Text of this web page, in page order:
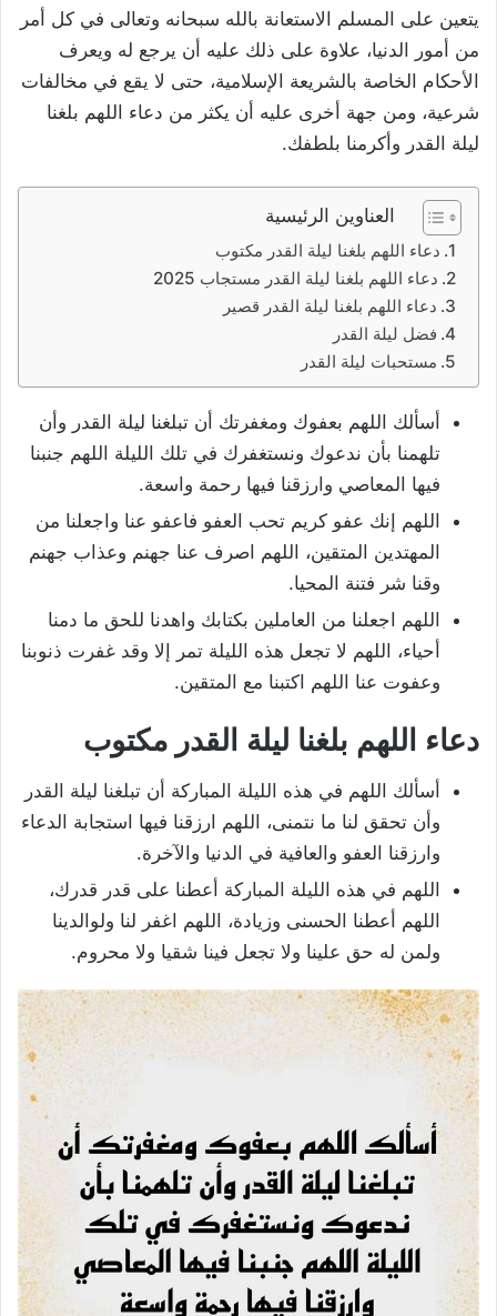
يتعين على المسلم الاستعانة بالله سبحانه وتعالى في كل أمر
من أمور الدنيا، علاوة على ذلك عليه أن يرجع له ويعرف
الأحكام الخاصة بالشريعة الإسلامية، حتى لا يقع في مخالفات
شرعية، ومن جهة أخرى عليه أن يكثر من دعاء اللهم بلغنا
ليلة القدر وأكرمنا بلطفك.
العناوين الرئيسية
دعاء اللهم بلغنا ليلة القدر مكتوب
دعاء اللهم بلغنا ليلة القدر مستجاب 2025
دعاء اللهم بلغنا ليلة القدر قصير
فضل ليلة القدر
مستحبات ليلة القدر
أسألك اللهم بعفوك ومغفرتك أن تبلغنا ليلة القدر وأن
تلهمنا بأن ندعوك ونستغفرك في تلك الليلة اللهم جنبنا
فيها المعاصي وارزقنا فيها رحمة واسعة.
اللهم إنك عفو كريم تحب العفو فاعفو عنا واجعلنا من
المهتدين المتقين، اللهم اصرف عنا جهنم وعذاب جهنم
وقنا شر فتنة المحيا.
اللهم اجعلنا من العاملين بكتابك واهدنا للحق ما دمنا
أحياء، اللهم لا تجعل هذه الليلة تمر إلا وقد غفرت ذنوبنا
وعفوت عنا اللهم اكتبنا مع المتقين.
دعاء اللهم بلغنا ليلة القدر مكتوب
أسألك اللهم في هذه الليلة المباركة أن تبلغنا ليلة القدر
وأن تحقق لنا ما نتمنى، اللهم ارزقنا فيها استجابة الدعاء
وارزقنا العفو والعافية في الدنيا والآخرة.
اللهم في هذه الليلة المباركة أعطنا على قدر قدرك،
اللهم أعطنا الحسنى وزيادة، اللهم اغفر لنا ولوالدينا
ولمن له حق علينا ولا تجعل فينا شقيا ولا محروم.